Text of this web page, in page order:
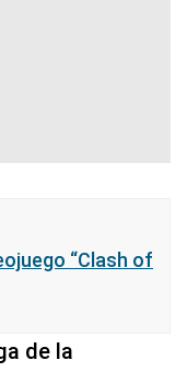
“Clash of
de la